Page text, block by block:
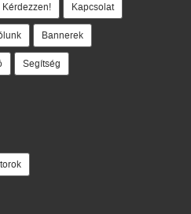
Kérdezzen! Kapcsolat
Bannerek
Segítség